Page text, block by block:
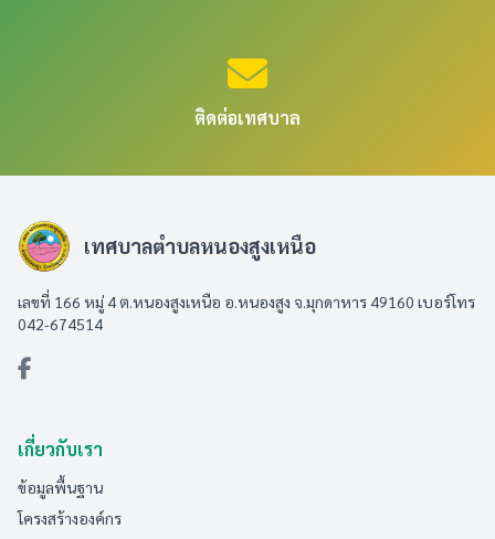
ติดต่อเทศบาล
เทศบาลตำบลหนองสูงเหนือ
เลขที่ 166 หมู่ 4 ต.หนองสูงเหนือ อ.หนองสูง จ.มุกดาหาร 49160 เบอร์โทร
042-674514
เกี่ยวกับเรา
ข้อมูลพื้นฐาน
โครงสร้างองค์กร